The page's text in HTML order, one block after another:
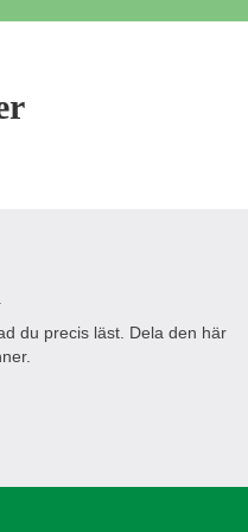
du precis läst. Dela den här